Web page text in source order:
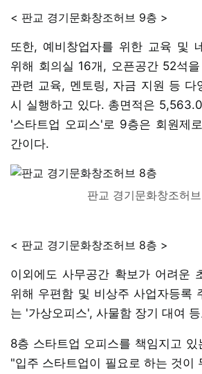
< 판교 경기문화창조허브 9층 >
또한, 예비창업자를 위한 교육 및
위해 회의실 16개, 오픈공간 52석
관련 교육, 멘토링, 자금 지원 등 다
시 실행하고 있다. 총면적은
'스타트업 오피스'로 9층은 회원제
간이다.
판교 경기문화창조허
< 판교 경기문화창조허브 8층 >
이외에도 사무공간 확보가 어려운
위해 우편함 및 비상주 사업자등록
는 '가상오피스', 사물함 장기 대여
8층 스타트업 오피스를 책임지고 있
"입주 스타트업이 필요로 하는 것이